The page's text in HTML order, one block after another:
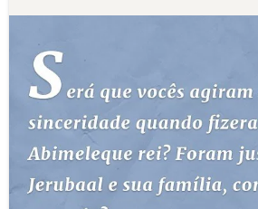
ESTUDOS BÍBLICOS
ESBOÇOS DE PREGAÇÃO
TEMAS